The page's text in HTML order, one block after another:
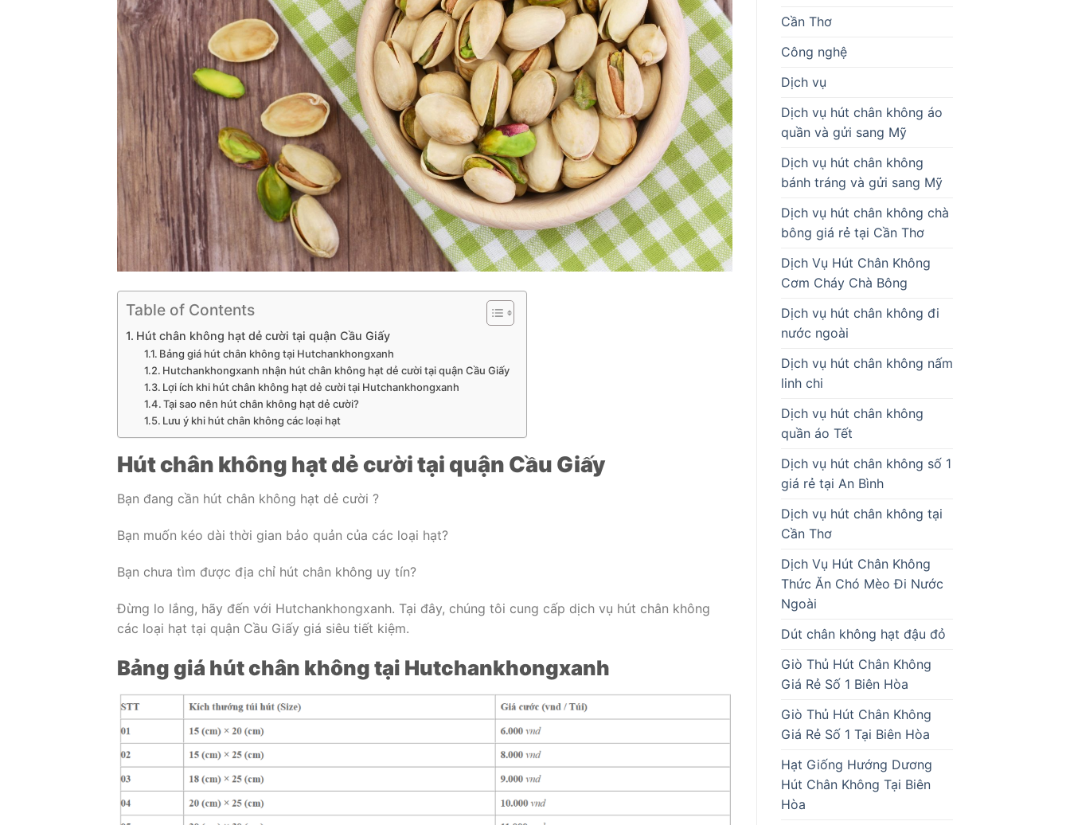
Table of Contents
Hút chân không hạt dẻ cười tại quận Cầu Giấy
Bảng giá hút chân không tại Hutchankhongxanh
Hutchankhongxanh nhận hút chân không hạt dẻ cười tại quận Cầu Giấy
Lợi ích khi hút chân không hạt dẻ cười tại Hutchankhongxanh
Tại sao nên hút chân không hạt dẻ cười?
Lưu ý khi hút chân không các loại hạt
Hút chân không hạt dẻ cười tại quận Cầu Giấy
Bạn đang cần hút chân không hạt dẻ cười ?
Bạn muốn kéo dài thời gian bảo quản của các loại hạt?
Bạn chưa tìm được địa chỉ hút chân không uy tín?
Đừng lo lắng, hãy đến với Hutchankhongxanh. Tại đây, chúng tôi cung cấp dịch vụ hút chân không
các loại hạt tại quận Cầu Giấy giá siêu tiết kiệm.
Bảng giá hút chân không tại Hutchankhongxanh
Cần Thơ
Công nghệ
Dịch vụ
Dịch vụ hút chân không áo
quần và gửi sang Mỹ
Dịch vụ hút chân không
bánh tráng và gửi sang Mỹ
Dịch vụ hút chân không chà
bông giá rẻ tại Cần Thơ
Dịch Vụ Hút Chân Không
Cơm Cháy Chà Bông
Dịch vụ hút chân không đi
nước ngoài
Dịch vụ hút chân không nấm
linh chi
Dịch vụ hút chân không
quần áo Tết
Dịch vụ hút chân không số 1
giá rẻ tại An Bình
Dịch vụ hút chân không tại
Cần Thơ
Dịch Vụ Hút Chân Không
Thức Ăn Chó Mèo Đi Nước
Ngoài
Dút chân không hạt đậu đỏ
Giò Thủ Hút Chân Không
Giá Rẻ Số 1 Biên Hòa
Giò Thủ Hút Chân Không
Giá Rẻ Số 1 Tại Biên Hòa
Hạt Giống Hướng Dương
Hút Chân Không Tại Biên
Hòa